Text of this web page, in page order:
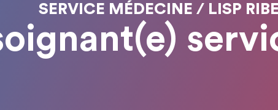
SERVICE MÉDECINE / LISP